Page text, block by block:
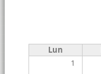
Lun
1